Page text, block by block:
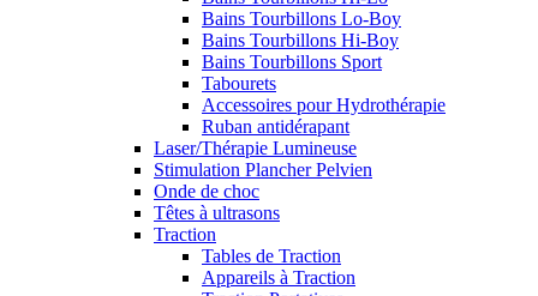
Bains Tourbillons Lo-Boy
Bains Tourbillons Hi-Boy
Bains Tourbillons Sport
Tabourets
Accessoires pour Hydrothérapie
Ruban antidérapant
Laser/Thérapie Lumineuse
Stimulation Plancher Pelvien
Onde de choc
Têtes à ultrasons
Traction
Tables de Traction
Appareils à Traction